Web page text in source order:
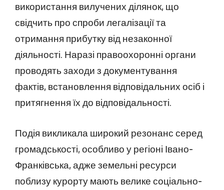
використання вилучених ділянок, що
свідчить про спроби легалізації та
отримання прибутку від незаконної
діяльності. Наразі правоохоронні органи
проводять заходи з документування
фактів, встановлення відповідальних осіб і
притягнення їх до відповідальності.
Подія викликала широкий резонанс серед
громадськості, особливо у регіоні Івано-
Франківська, адже земельні ресурси
поблизу курорту мають велике соціально-